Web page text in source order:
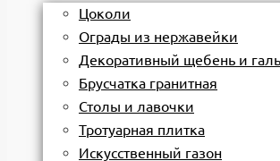
Цоколи
Ограды из нержавейки
Декоративный щебень и
Брусчатка гранитная
Столы и лавочки
Тротуарная плитка
Искусственный газон